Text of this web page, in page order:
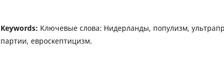
Keywords: Ключевые слова: Нидерланды, популизм,
партии, евроскептицизм.